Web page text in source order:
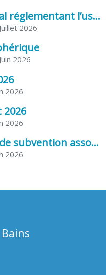
Arrêté préfectoral réglementant l’usage de l’eau
2026
2026
2026
2026
2026
CERFA demande de subvention association
2026